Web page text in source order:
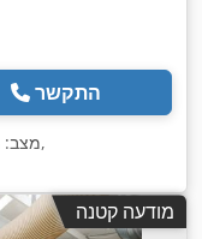
התקשר
מצב:,
מודעה קטנה